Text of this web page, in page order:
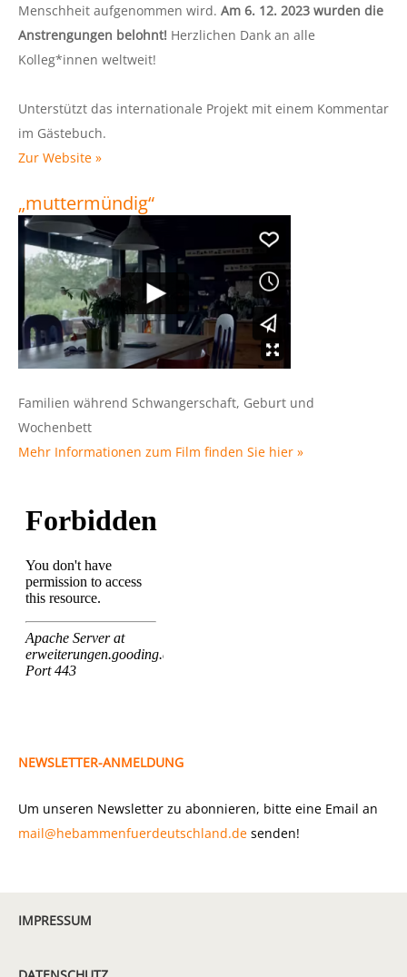
Menschheit aufgenommen wird. Am 6. 12. 2023 wurden die
Anstrengungen belohnt! Herzlichen Dank an alle
Kolleg*innen weltweit!
Unterstützt das internationale Projekt mit einem Kommentar
im Gästebuch.
Zur Website »
„muttermündig“
Familien während Schwangerschaft, Geburt und
Wochenbett
Mehr Informationen zum Film finden Sie hier »
NEWSLETTER-ANMELDUNG
Um unseren Newsletter zu abonnieren, bitte eine Email an
mail@hebammenfuerdeutschland.de senden!
IMPRESSUM